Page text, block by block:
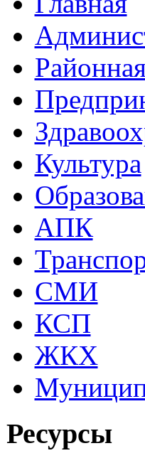
Культура
АПК
СМИ
КСП
ЖКХ
Ресурсы